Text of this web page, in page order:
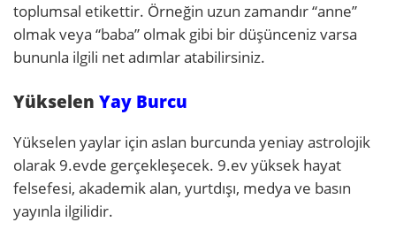
toplumsal etikettir. Örneğin uzun zamandır “anne”
olmak veya “baba” olmak gibi bir düşünceniz varsa
bununla ilgili net adımlar atabilirsiniz.
Yükselen Yay Burcu
Yükselen yaylar için aslan burcunda yeniay astrolojik
olarak 9.evde gerçekleşecek. 9.ev yüksek hayat
felsefesi, akademik alan, yurtdışı, medya ve basın
yayınla ilgilidir.